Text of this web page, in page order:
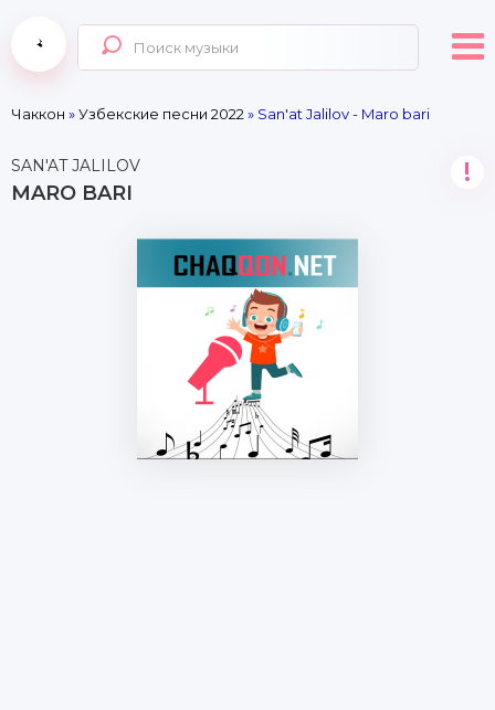
Чаккон »Узбекские песни 2022 » San'at Jalilov - Maro bari
SAN'AT JALILOV
MARO BARI
!